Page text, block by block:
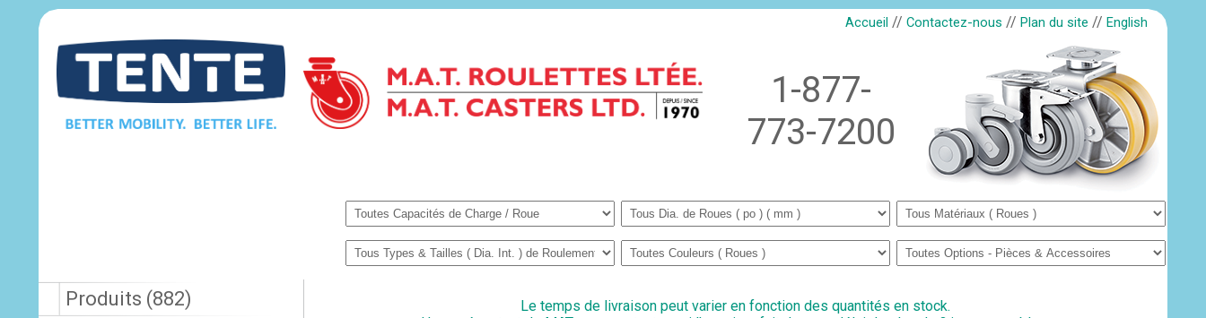
Accueil // Contactez-nous // Plan du site // English
1-877-
773-7200
Produits (882)
Le temps de livraison peut varier en fonction des quantités en stock.